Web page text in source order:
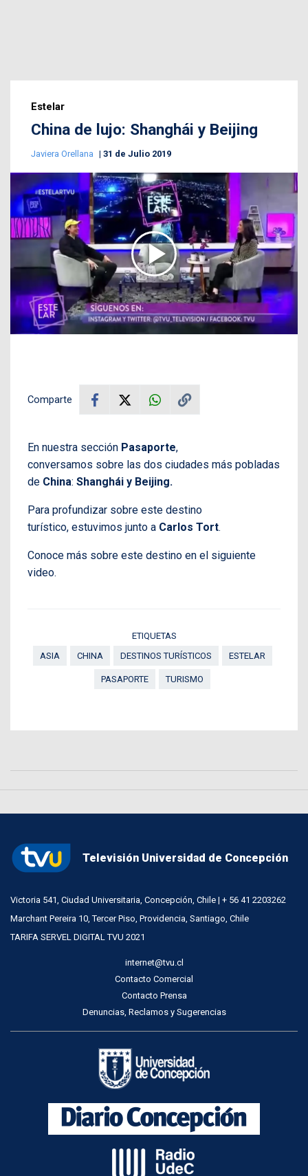
Estelar
China de lujo: Shanghái y Beijing
Javiera Orellana 31 de Julio 2019
Comparte
En nuestra sección Pasaporte,
conversamos sobre las dos ciudades más pobladas
de China: Shanghái y Beijing.
Para profundizar sobre este destino
turístico, estuvimos junto a Carlos Tort.
Conoce más sobre este destino en el siguiente
video.
ETIQUETAS
ASIA
CHINA DESTINOS TURÍSTICOS ESTELAR
PASAPORTE TURISMO
Televisión Universidad de Concepción
Victoria 541, Ciudad Universitaria, Concepción, Chile | + 56 41 2203262
Marchant Pereira 10, Tercer Piso, Providencia, Santiago, Chile
TARIFA SERVEL DIGITAL TVU 2021
internet@tvu.cl
Contacto Comercial
Contacto Prensa
Denuncias, Reclamos y Sugerencias